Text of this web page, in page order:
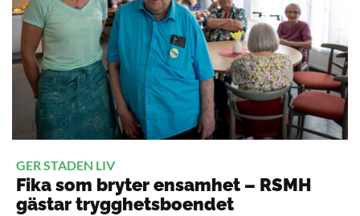
GER STADEN LIV
Fika som bryter ensamhet – RSMH
gästar trygghetsboendet